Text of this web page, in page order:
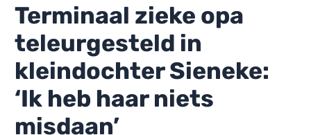
Terminaal zieke opa
teleurgesteld in
kleindochter Sieneke:
‘Ik heb haar niets
misdaan’